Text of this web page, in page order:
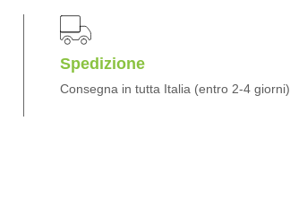
Spedizione
Consegna in tutta Italia (entro 2-4 giorni)